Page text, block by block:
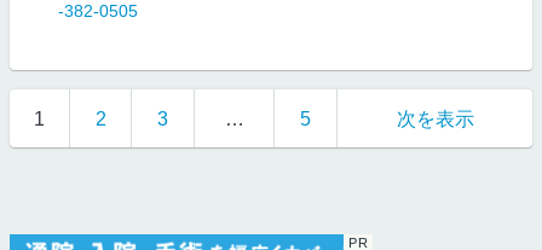
-382-0505
1 2 3 … 5 次を表示